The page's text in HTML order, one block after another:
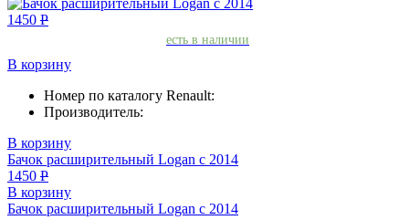
1450 Р
есть в наличии
В корзину
Номер по каталогу Renault:
Производитель:
В корзину
Бачок расширительный Logan с 2014
1450 Р
В корзину
Бачок расширительный Logan с 2014